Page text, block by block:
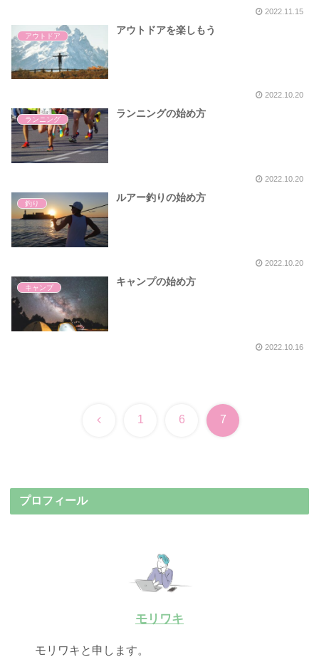
2022.11.15
アウトドア
アウトドアを楽しもう
2022.10.20
ランニング
ランニングの始め方
2022.10.20
釣り
ルアー釣りの始め方
2022.10.20
キャンプ
キャンプの始め方
2022.10.16
前 1 6 7
プロフィール
モリワキ
モリワキと申します。